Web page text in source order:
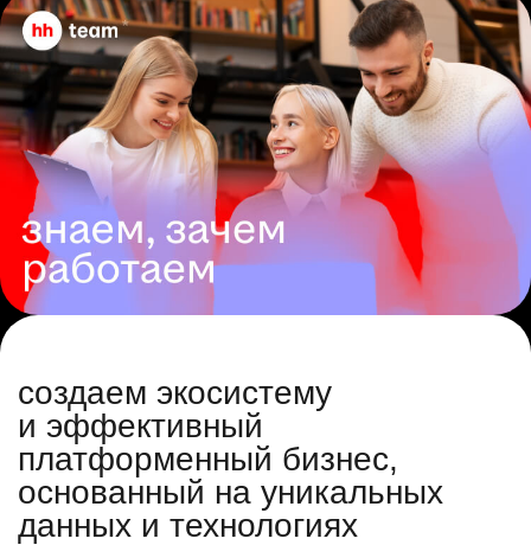
создаем экосистему
и эффективный
платформенный бизнес,
основанный на уникальных
данных и технологиях